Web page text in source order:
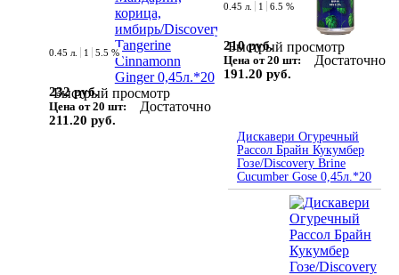
Быстрый просмотр
0.45 л. 1 5.5 %
232 руб.
Цена от 20 шт:
211.20 руб.
Достаточно
Быстрый просмотр
0.45 л. 1 6.5 %
210 руб.
Цена от 20 шт:
191.20 руб.
Достаточно
Дискавери Огуречный
Рассол Брайн Кукумбер
Гозе/Discovery Brine
Cucumber Gose 0,45л.*20